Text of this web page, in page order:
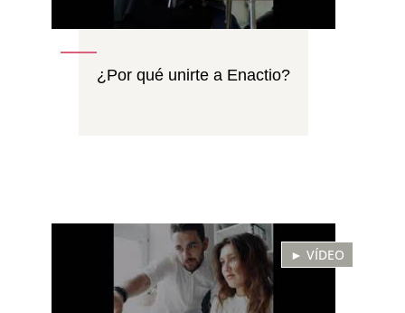
¿Por qué unirte a Enactio?
► VÍDEO